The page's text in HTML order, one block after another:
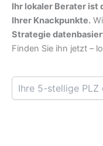
Ihr lokaler Berater ist
Ihrer Knackpunkte.
Strategie
Finden Sie ihn jetzt –